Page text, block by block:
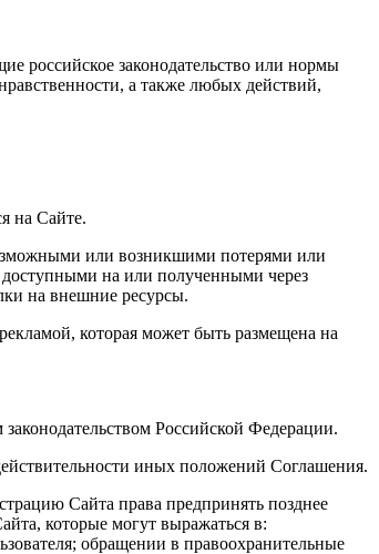
российское законодательство или нормы
а также любых действий,
на Сайте.
или возникшими потерями или
на или полученными через
на внешние ресурсы.
которая может быть размещена на
Российской Федерации.
иных положений Соглашения.
Сайта права предпринять позднее
которые могут выражаться в:
обращении в правоохранительные